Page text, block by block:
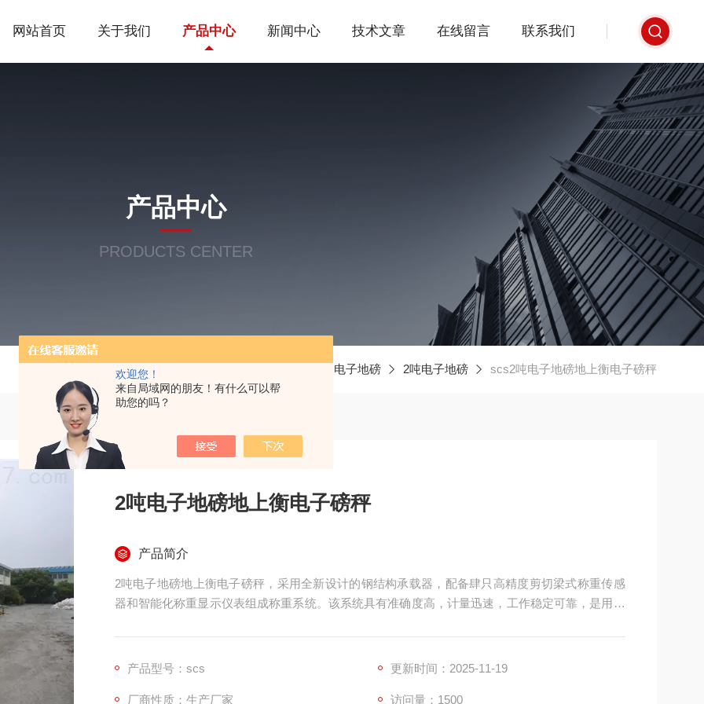
欢迎您！
来自局域网的朋友！有什么可以帮
助您的吗？
网站首页 关于我们 产品中心 新闻中心 技术文章 在线留言 联系我们
产品中心
PRODUCTS CENTER
电子地磅 2吨电子地磅 scs2吨电子地磅地上衡电子磅秤
2吨电子地磅地上衡电子磅秤
产品简介
2吨电子地磅地上衡电子磅秤，采用全新设计的钢结构承载器，配备肆只高精度剪切梁式称重传感
器和智能化称重显示仪表组成称重系统。该系统具有准确度高，计量迅速，工作稳定可靠，是用于
产品型号：scs 更新时间：2025-11-19
厂商性质：生产厂家 访问量：1500